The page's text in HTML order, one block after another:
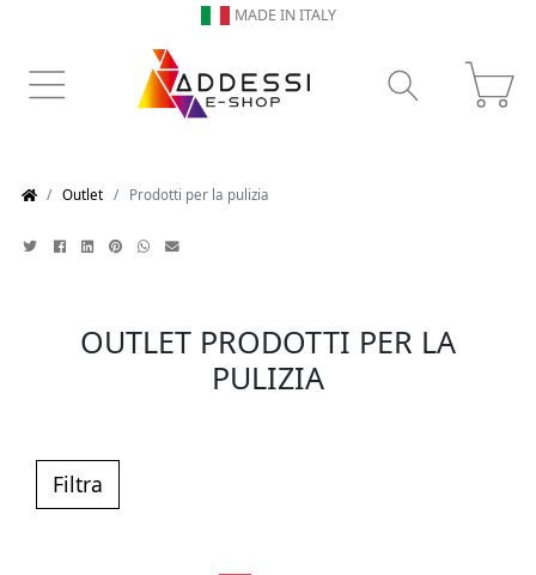
MADE IN ITALY
Outlet Prodotti per la pulizia
OUTLET PRODOTTI PER LA
PULIZIA
Filtra